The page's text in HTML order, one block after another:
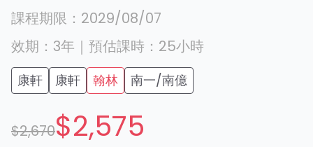
課程期限： 2029/08/07
效期： 3年 ｜ 預估課時： 25小時
康軒 康軒 翰林 南一/南億
$2,670$2,575